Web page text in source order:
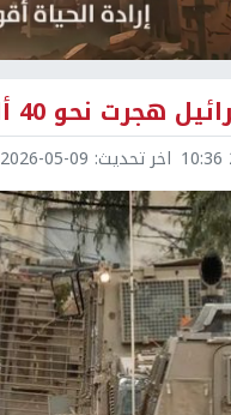
فلسطيني بالضفة منذ مطلع 2025
اخر تحديث: 2026-05-09 11:42